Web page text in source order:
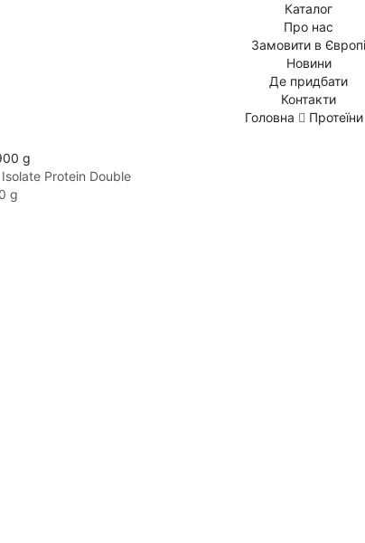
Каталог
Про нас
Замовити в Європі
Новини
Де придбати
Контакти
Головна Протеїни